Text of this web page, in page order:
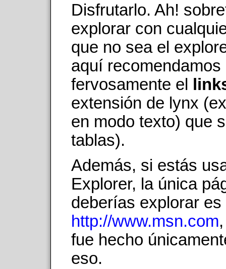
Disfrutarlo. Ah!
explorar con
que no sea el
aquí recomendamos
fervosamente el
extensión de lynx
en modo texto) que
tablas).
Además, si estás
Explorer, la única
deberías explorar es
http://www.msn.com
fue hecho
eso.